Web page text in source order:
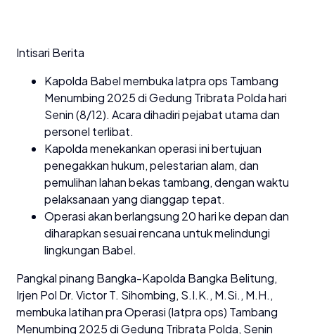
Intisari Berita
Kapolda Babel membuka latpra ops Tambang
Menumbing 2025 di Gedung Tribrata Polda hari
Senin (8/12). Acara dihadiri pejabat utama dan
personel terlibat.
Kapolda menekankan operasi ini bertujuan
penegakkan hukum, pelestarian alam, dan
pemulihan lahan bekas tambang, dengan waktu
pelaksanaan yang dianggap tepat.
Operasi akan berlangsung 20 hari ke depan dan
diharapkan sesuai rencana untuk melindungi
lingkungan Babel.
Pangkal pinang Bangka-Kapolda Bangka Belitung,
Irjen Pol Dr. Victor T. Sihombing, S.I.K., M.Si., M.H.,
membuka latihan pra Operasi (latpra ops) Tambang
Menumbing 2025 di Gedung Tribrata Polda, Senin